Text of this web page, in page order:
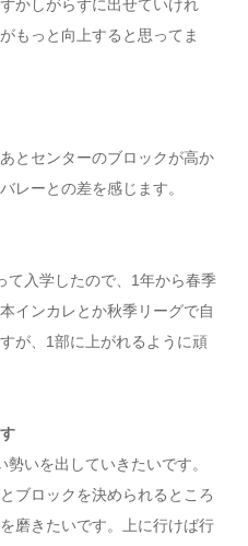
かしがらずに出せていけれ
もっと向上すると思ってま
とセンターのブロックが高か
レーとの差を感じます。
て入学したので、1年から春季
インカレとか秋季リーグで自
が、1部に上がれるように頑
いを出していきたいです。
ブロックを決められるところ
磨きたいです。上に行けば行